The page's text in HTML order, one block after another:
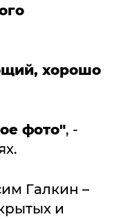
хорошо
фото", -
Галкин –
и